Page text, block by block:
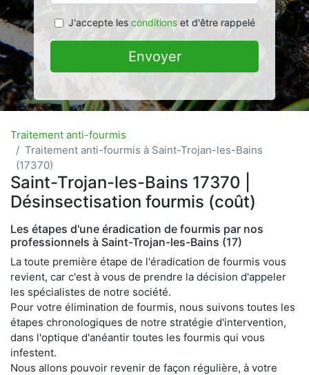
J'accepte les conditionset d'être rappelé
Envoyer
Traitement anti-fourmis
Traitement anti-fourmis à Saint-Trojan-les-Bains
(17370)
Saint-Trojan-les-Bains 17370 |
Désinsectisation fourmis (coût)
Les étapes d'une éradication de fourmis par nos
professionnels à Saint-Trojan-les-Bains (17)
La toute première étape de l'éradication de fourmis vous
revient, car c'est à vous de prendre la décision d'appeler
les spécialistes de notre société.
Pour votre élimination de fourmis, nous suivons toutes les
étapes chronologiques de notre stratégie d'intervention,
dans l'optique d'anéantir toutes les fourmis qui vous
infestent.
Nous allons pouvoir revenir de façon régulière, à votre